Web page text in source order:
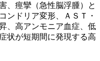
、痙攣（急性脳浮腫）と
ンドリア変形、ＡＳＴ・
、高アンモニア血症、低
状が短期間に発現する高